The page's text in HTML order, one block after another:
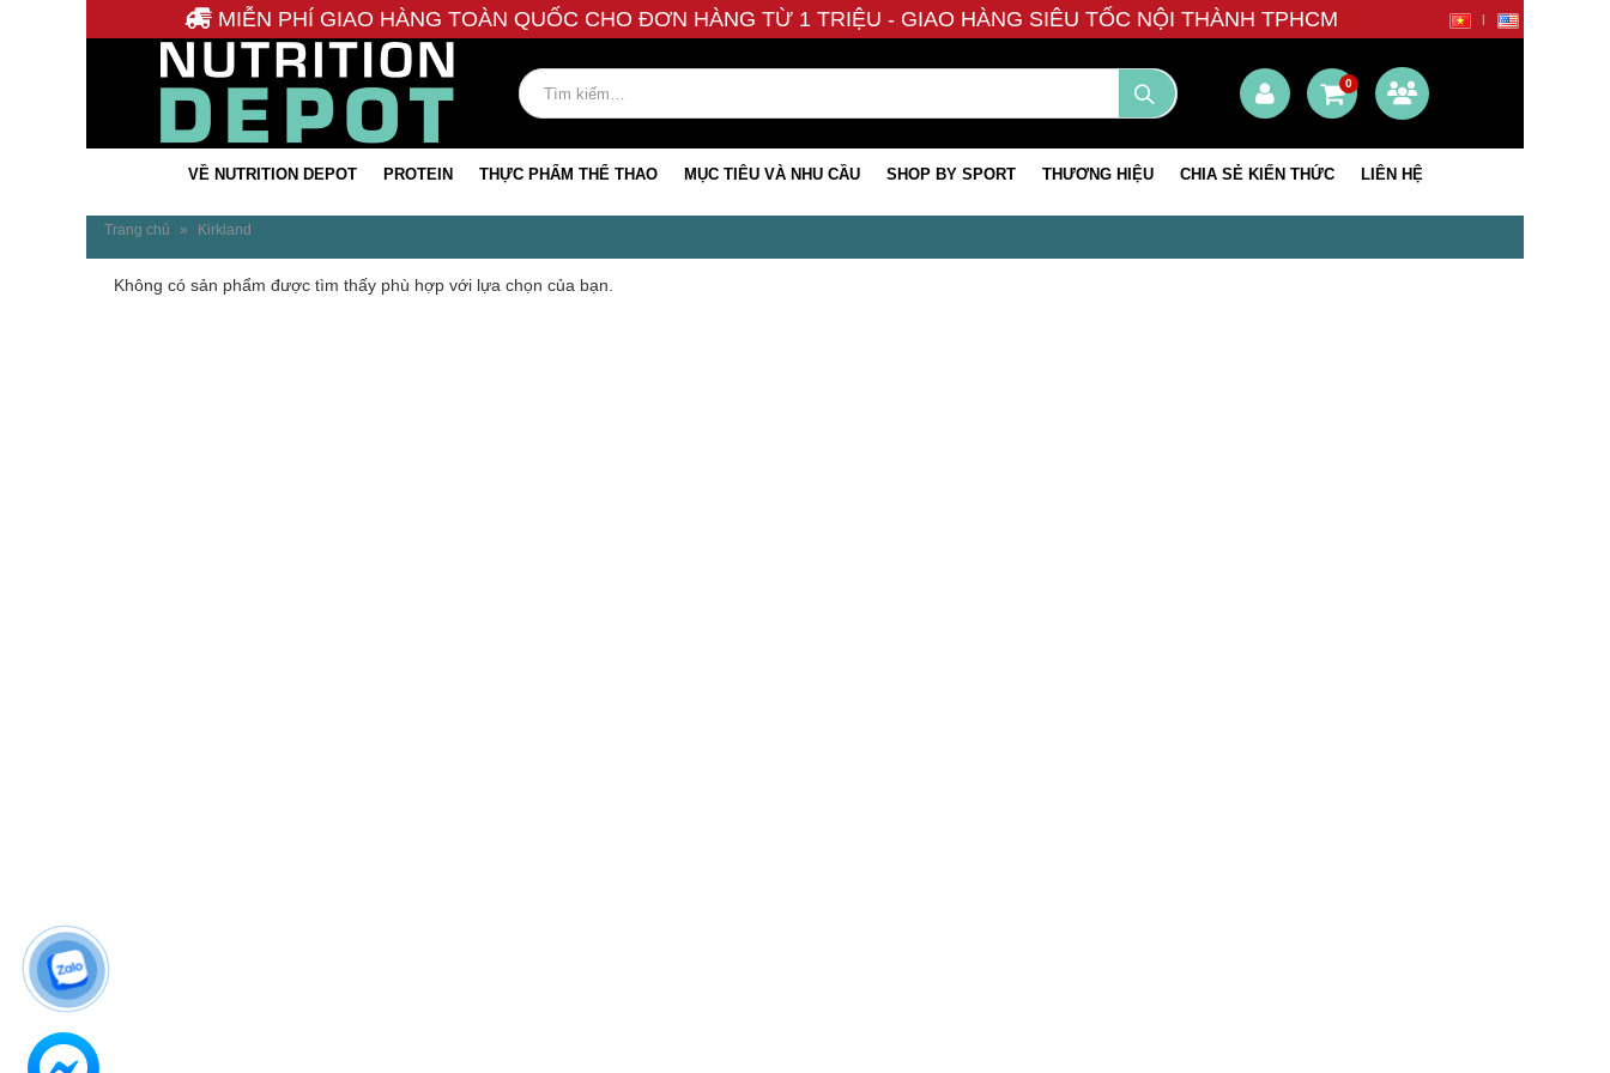
MIỄN PHÍ GIAO HÀNG TOÀN QUỐC CHO ĐƠN HÀNG TỪ 1 TRIỆU - GIAO HÀNG SIÊU TỐC NỘI THÀNH TPHCM
0
VỀ NUTRITION DEPOT PROTEIN THỰC PHẨM THỂ THAO MỤC TIÊU VÀ NHU CẦU SHOP BY SPORT THƯƠNG HIỆU CHIA SẺ KIẾN THỨC LIÊN HỆ
Trang chủ » Kirkland
Không có sản phẩm được tìm thấy phù hợp với lựa chọn của bạn.